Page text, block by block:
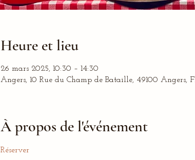
Heure et lieu
26 mars 2025, 10:30 – 14:30
Angers, 10 Rue du Champ de Bataille, 49100 Angers,
À propos de l'événement
Réserver